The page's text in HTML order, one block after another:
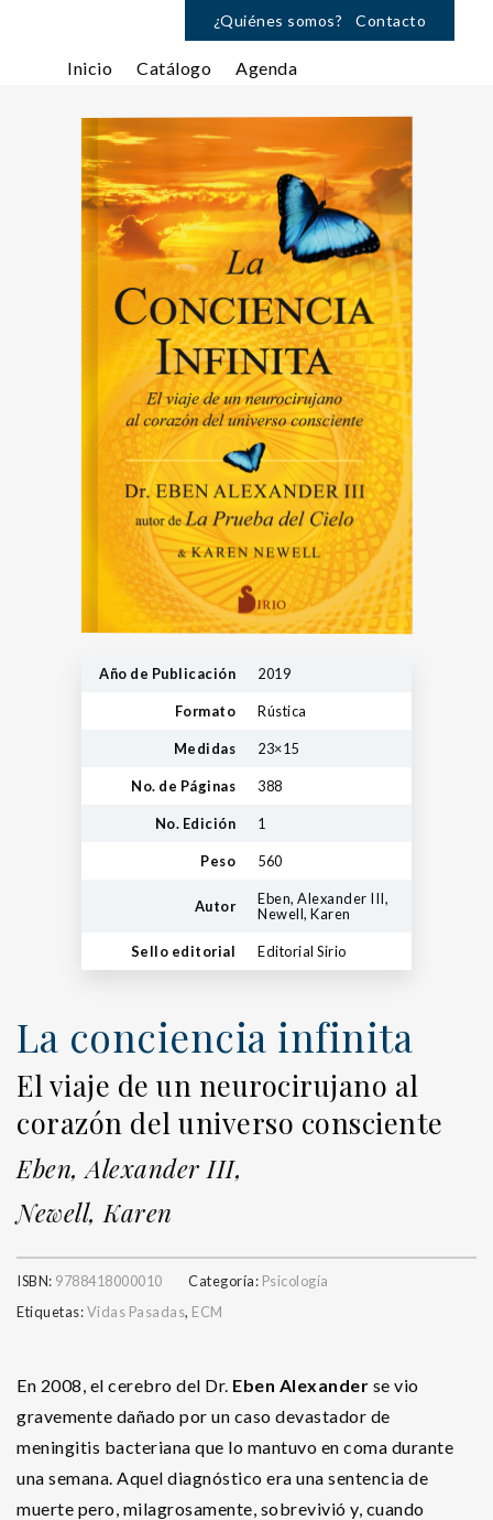
¿Quiénes somos? Contacto
Inicio Catálogo Agenda
Año de Publicación 2019
Formato Rústica
Medidas 23×15
No. de Páginas 388
No. Edición 1
Peso 560
Autor
Eben, Alexander III,
Newell, Karen
Sello editorial Editorial Sirio
La conciencia infinita
El viaje de un neurocirujano al
corazón del universo consciente
Eben, Alexander III,
Newell, Karen
ISBN: 9788418000010 Categoría: Psicología
Etiquetas:Vidas Pasadas, ECM
En 2008, el cerebro del Dr. Eben Alexander se vio
gravemente dañado por un caso devastador de
meningitis bacteriana que lo mantuvo en coma durante
una semana. Aquel diagnóstico era una sentencia de
muerte pero, milagrosamente, sobrevivió y, cuando